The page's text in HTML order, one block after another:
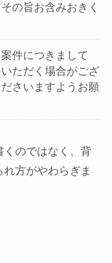
の旨お含みおきく
件につきまして
ただく場合がござ
さいますようお願
くのではなく、背
方がやわらぎま